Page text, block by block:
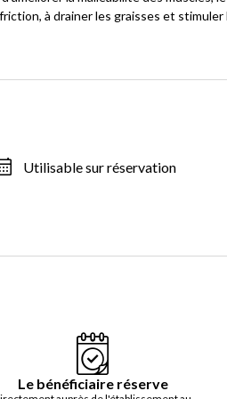
à drainer les graisses et stimuler
Utilisable sur réservation
Le bénéficiaire réserve